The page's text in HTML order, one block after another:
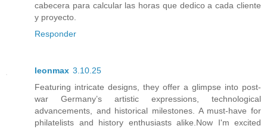
cabecera para calcular las horas que dedico a cada cliente
y proyecto.
Responder
leonmax 3.10.25
Featuring intricate designs, they offer a glimpse into post-
war Germany’s artistic expressions, technological
advancements, and historical milestones. A must-have for
philatelists and history enthusiasts alike.Now I'm excited